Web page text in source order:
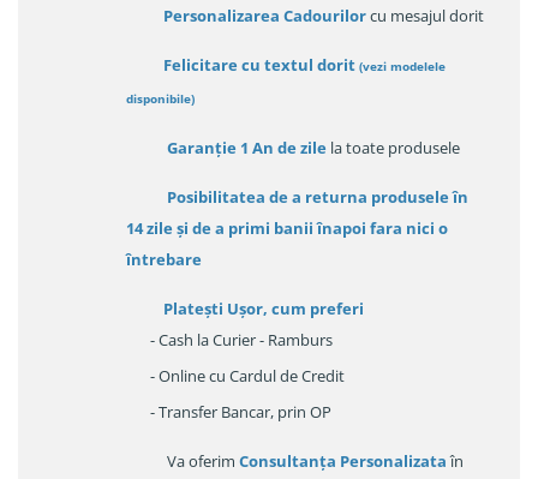
Personalizarea Cadourilorcu mesajul dorit
Felicitare cu textul dorit (vezi modelele
disponibile)
Garanție 1 An de zile la toate produsele
Posibilitatea de a returna produsele în
14 zileși de a primi banii înapoi fara nici o
întrebare
Platești Ușor, cum preferi
- Cash la Curier - Ramburs
- Online cu Cardul de Credit
- Transfer Bancar, prin OP
Va oferim Consultanța Personalizataîn